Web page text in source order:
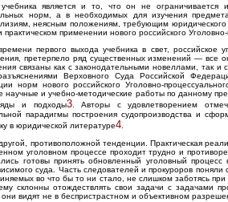
является и то, что он не ограничивается
норм, а в необходимых для изучения
неясным положениям, требующим
применении нового российского Уголовно-
первого выхода учебника в свет, российское
претерпело ряд существенных изменений — все
связаны как с законодательными новеллами, так и
Верховного Суда Российской
норм нового российского Уголовно-
научные и учебно-методические работы по данному
и подходы3. Авторы с удовлетворением
парадигмы построения судопроизводства и
в юридической литературе4
противоположной тенденции. Практическая
уголовном процессе проходит трудно и
готовы принять обновленный уголовный
суда. Часть следователей и прокуроров поняли
во что бы то ни стало, не слишком заботясь
склонны отождествлять свои задачи с задачами
видят не в беспристрастном и объективном